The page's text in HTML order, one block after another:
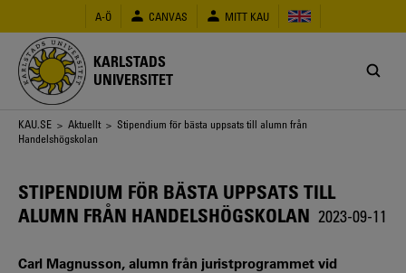
huvudinnehåll
A-Ö CANVAS MITT KAU
KARLSTADS
UNIVERSITET
Länkstig
KAU.SE > Aktuellt > Stipendium för bästa uppsats till alumn från
Handelshögskolan
STIPENDIUM FÖR BÄSTA UPPSATS TILL
ALUMN FRÅN HANDELSHÖGSKOLAN 2023-09-11
Carl Magnusson, alumn från juristprogrammet vid